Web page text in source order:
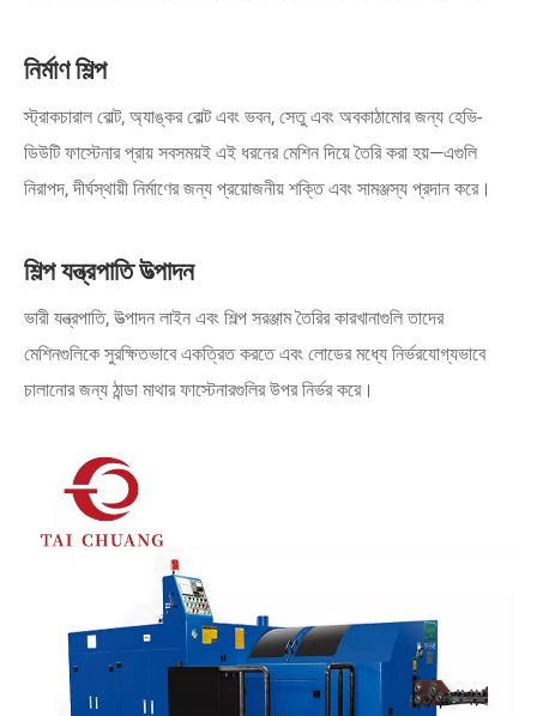
নির্মাণ শিল্প
স্ট্রাকচারাল বোল্ট, অ্যাঙ্কর বোল্ট এবং ভবন, সেতু এবং অবকাঠামোর জন্য হেভি-
ডিউটি ​​ফাস্টেনার প্রায় সবসময়ই এই ধরনের মেশিন দিয়ে তৈরি করা হয়—এগুলি
নিরাপদ, দীর্ঘস্থায়ী নির্মাণের জন্য প্রয়োজনীয় শক্তি এবং সামঞ্জস্য প্রদান করে।
শিল্প যন্ত্রপাতি উত্পাদন
ভারী যন্ত্রপাতি, উত্পাদন লাইন এবং শিল্প সরঞ্জাম তৈরির কারখানাগুলি তাদের
মেশিনগুলিকে সুরক্ষিতভাবে একত্রিত করতে এবং লোডের মধ্যে নির্ভরযোগ্যভাবে
চালানোর জন্য ঠান্ডা মাথার ফাস্টেনারগুলির উপর নির্ভর করে।